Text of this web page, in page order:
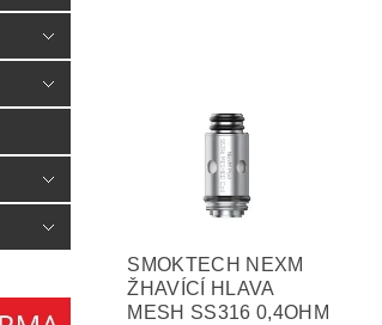
SMOKTECH NEXM
ŽHAVÍCÍ HLAVA
MESH SS316 0,4OHM